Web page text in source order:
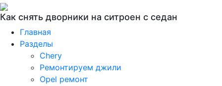
Как снять дворники на ситроен с седан
Главная
Разделы
Chery
Ремонтируем джили
Opel ремонт